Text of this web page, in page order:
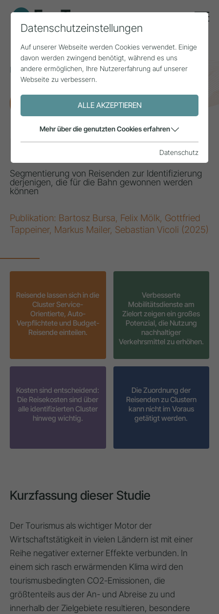
Home Themen Mobilität Bereit für die Bahn?
FORSCHUNG
Bereit für die Bahn?
Segmentierung von Reisenden zur Identifizierung
derjenigen, die für die Bahn gewonnen werden
können
Publikation: Bartosz Bursa, Felix Mölk, Gottfried
Tappeiner, Markus Mailer, Sebastian Vicoli (2025)
Reisende lassen sich in die
Cluster Service-
Orientierte, Auto-
Verpflichtete und Budget-
Reisende einteilen.
Verbesserte
Mobilitätsdienste am
Zielort zeigen ein großes
Potenzial, die Nutzung
nachhaltiger
Verkehrsmittel zu erhöhen.
Kosten sind entscheidend:
Die Reisekosten sind über
alle identifizierten Cluster
hinweg wichtig.
Die Zuordnung der
Reisenden zu Clustern
kann nicht im Voraus
getätigt werden.
Kurzfassung dieser Studie
Der Tourismus als wichtiger Motor der
Wirtschaftstätigkeit in vielen Ländern ist mit einer
Reihe negativer externer Effekte verbunden. In
einem sich rasch erwärmenden Klima wird den
tourismusbedingten CO2-Emissionen, die
größtenteils aus der An- und Abreise zu und
innerhalb der Zielgebiete resultieren, besondere
Datenschutzeinstellungen
Auf unserer Webseite werden Cookies verwendet. Einige
davon werden zwingend benötigt, während es uns
andere ermöglichen, Ihre Nutzererfahrung auf unserer
Webseite zu verbessern.
ALLE AKZEPTIEREN
Mehr über die genutzten Cookies erfahren
Datenschutz